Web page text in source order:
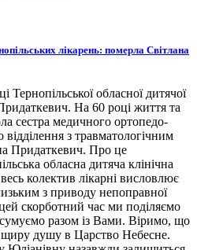
лікарень: померла Світлана
Тернопільської обласної дитячої
На 60 році життя та
сестра медичного ортопедо-
відділення з травматологічним
Придаткевич. Про це
обласна дитяча клінічна
колектив лікарні висловлює
з приводу непоправної
скорботний час ми поділяємо
разом із Вами. Віримо, що
щиру душу в Царство Небесне.